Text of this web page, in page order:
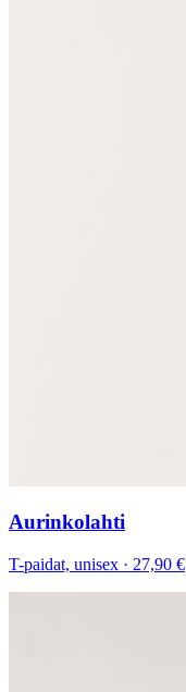
Aurinkolahti
T-paidat, unisex · 27,90 €